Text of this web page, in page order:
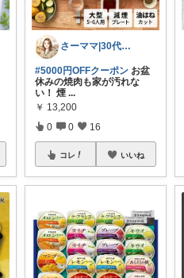
さーママ|30代小2女児ママ🎀
#5000円OFFクーポン お盆
休みの焼肉も家が汚れな
い！ 煙 ...
￥ 13,200
0 0 16
コレ いいね